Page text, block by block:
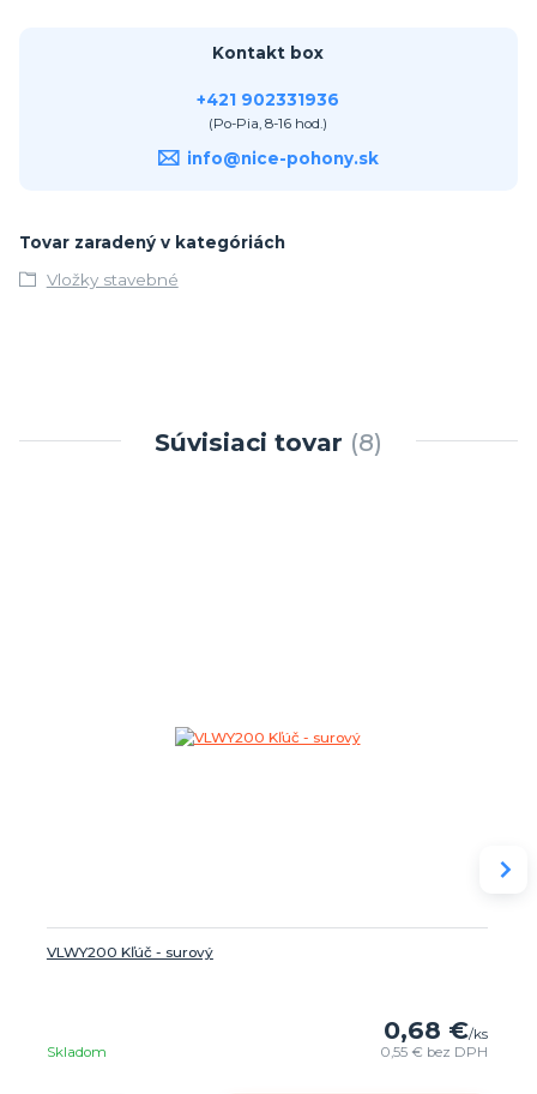
Kontakt box
+421 902331936
(Po-Pia, 8-16 hod.)
info@nice-pohony.sk
Tovar zaradený v kategóriách
Vložky stavebné
Súvisiaci tovar 8
VLWY200 Kľúč - surový
0,68 €/ks
0,55 € bez DPH
Skladom